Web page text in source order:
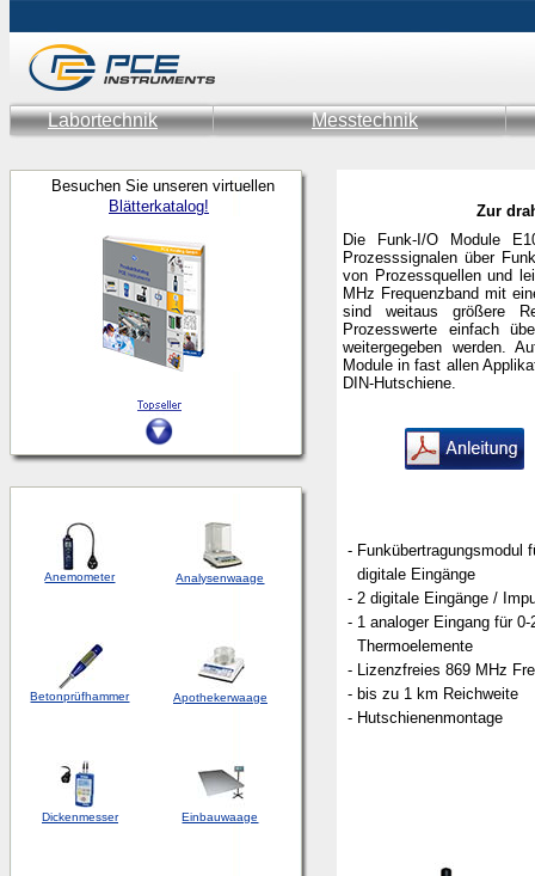
Labortechnik Messtechnik
Besuchen Sie unseren virtuellen
Blätterkatalog!
Anemometer Analysenwaage
Betonprüfhammer Apothekerwaage
Dickenmesser Einbauwaage
Zur
Die Funk-I/O Module
Prozesssignalen über
von Prozessquellen und
MHz Frequenzband mit
sind weitaus größere
Prozesswerte einfach
weitergegeben werden.
Module in fast allen
DIN-Hutschiene.
- Funkübertragungsmodul
digitale Eingänge
- 2 digitale Eingänge /
- 1 analoger Eingang für
Thermoelemente
- Lizenzfreies 869 MHz
- bis zu 1 km Reichweite
- Hutschienenmontage